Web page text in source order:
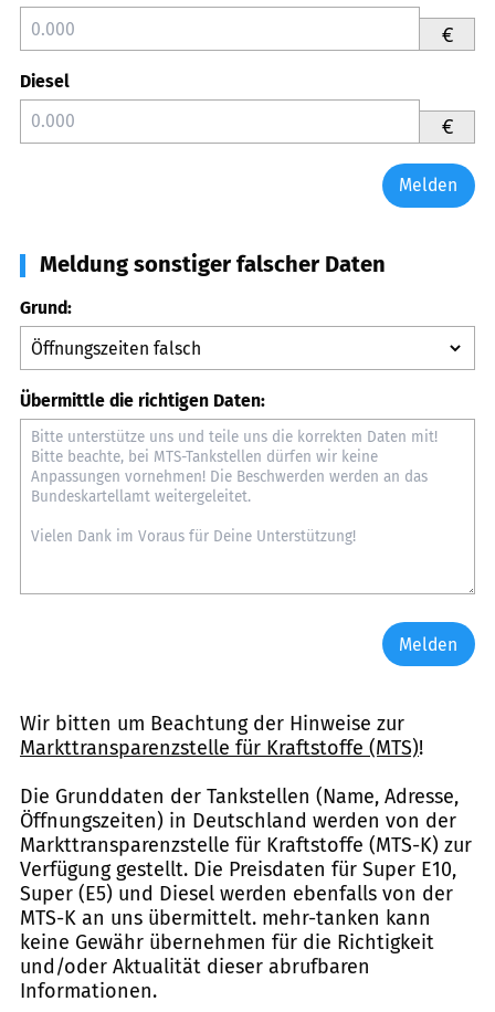
€
Diesel
€
Melden
Meldung sonstiger falscher Daten
Grund:
Übermittle die richtigen Daten:
Melden
Wir bitten um Beachtung der Hinweise zur
Markttransparenzstelle für Kraftstoffe (MTS)!
Die Grunddaten der Tankstellen (Name, Adresse,
Öffnungszeiten) in Deutschland werden von der
Markttransparenzstelle für Kraftstoffe (MTS-K) zur
Verfügung gestellt. Die Preisdaten für Super E10,
Super (E5) und Diesel werden ebenfalls von der
MTS-K an uns übermittelt. mehr-tanken kann
keine Gewähr übernehmen für die Richtigkeit
und/oder Aktualität dieser abrufbaren
Informationen.